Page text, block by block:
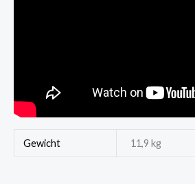
Gewicht 11,9 kg